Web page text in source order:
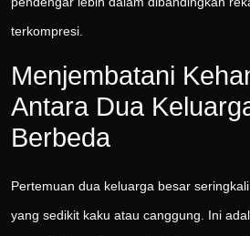
terkompresi.
Menjembatani
Antara Dua
Berbeda
Pertemuan dua keluarga besar
yang sedikit kaku atau canggung. Ini